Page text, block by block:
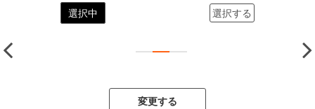
選択中
選択する
変更する